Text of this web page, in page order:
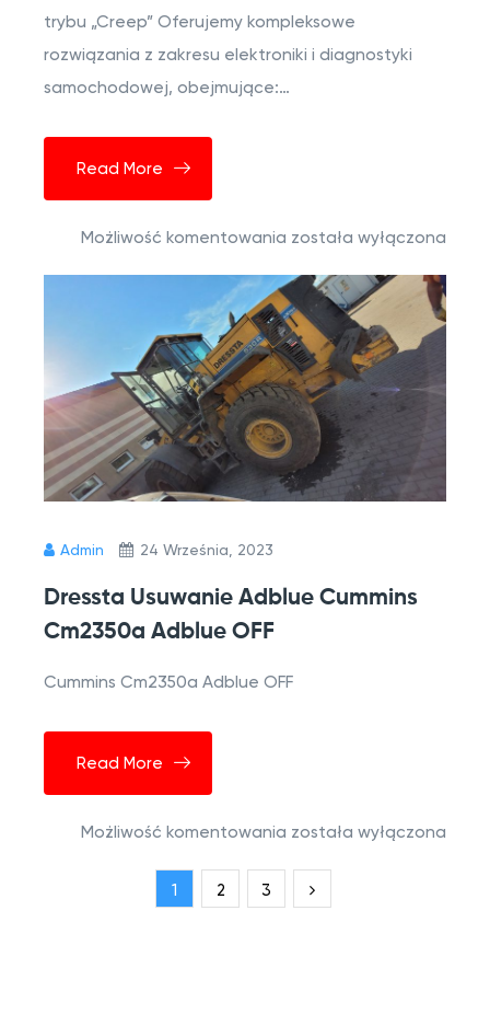
trybu „Creep” Oferujemy kompleksowe
rozwiązania z zakresu elektroniki i diagnostyki
samochodowej, obejmujące:…
Read More
Możliwość komentowania została wyłączona
Admin 24 Września, 2023
Dressta Usuwanie Adblue Cummins
Cm2350a Adblue OFF
Cummins Cm2350a Adblue OFF
Read More
Możliwość komentowania została wyłączona
1 2 3